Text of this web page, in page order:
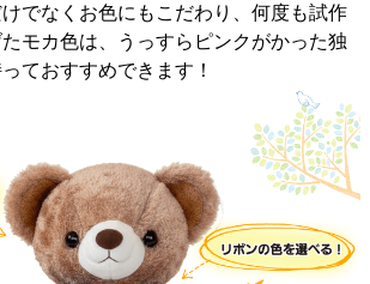
でなくお色にもこだわり、何度も試作
モカ色は、うっすらピンクがかった独
ておすすめできます！